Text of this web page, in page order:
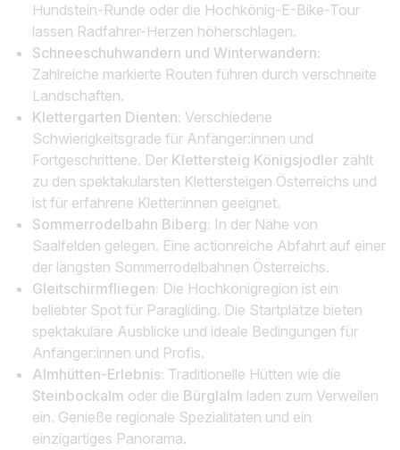
Hundstein-Runde oder die Hochkönig-E-Bike-Tour
lassen Radfahrer-Herzen höherschlagen.
Schneeschuhwandern und Winterwandern:
Zahlreiche markierte Routen führen durch verschneite
Landschaften.
Klettergarten Dienten: Verschiedene
Schwierigkeitsgrade für Anfänger:innen und
Fortgeschrittene. Der Klettersteig Königsjodler zählt
zu den spektakulärsten Klettersteigen Österreichs und
ist für erfahrene Kletter:innen geeignet.
Sommerrodelbahn Biberg: In der Nähe von
Saalfelden gelegen. Eine actionreiche Abfahrt auf einer
der längsten Sommerrodelbahnen Österreichs.
Gleitschirmfliegen: Die Hochkönigregion ist ein
beliebter Spot für Paragliding. Die Startplätze bieten
spektakuläre Ausblicke und ideale Bedingungen für
Anfänger:innen und Profis.
Almhütten-Erlebnis: Traditionelle Hütten wie die
Steinbockalm oder die Bürglalm laden zum Verweilen
ein. Genieße regionale Spezialitäten und ein
einzigartiges Panorama.